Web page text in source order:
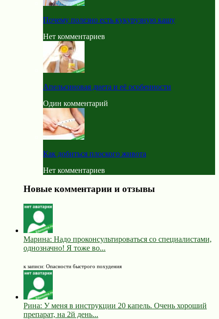
Почему полезно есть кукурузную кашу
Нет комментариев
Апельсиновая диета и её особенности
Один комментарий
Как добиться плоского живота
Нет комментариев
Новые комментарии и отзывы
Марина: Надо проконсультироваться со специалистами,
однозначно! Я тоже во...
к записи: Опасности быстрого похудения
Рина: У меня в инструкции 20 капель. Очень хороший
препарат, на 2й день...